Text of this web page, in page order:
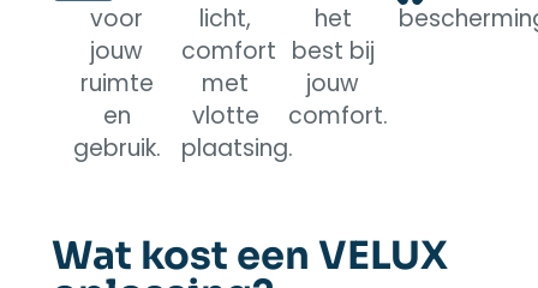
voor
jouw
ruimte
en
gebruik.
licht,
comfort
met
vlotte
plaatsing.
het
best bij
jouw
comfort.
Wat kost een VELUX